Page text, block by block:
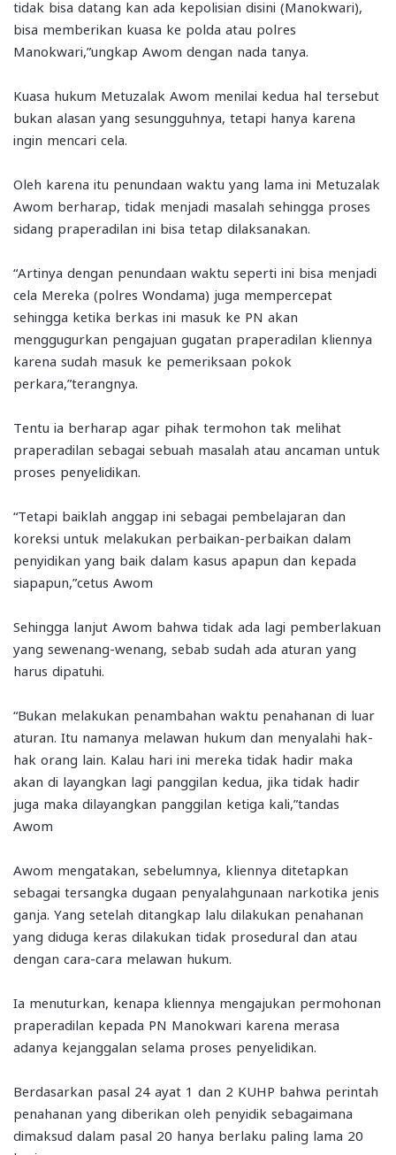
tidak bisa datang kan ada kepolisian disini (Manokwari),
bisa memberikan kuasa ke polda atau polres
Manokwari,”ungkap Awom dengan nada tanya.
Kuasa hukum Metuzalak Awom menilai kedua hal tersebut
bukan alasan yang sesungguhnya, tetapi hanya karena
ingin mencari cela.
Oleh karena itu penundaan waktu yang lama ini Metuzalak
Awom berharap, tidak menjadi masalah sehingga proses
sidang praperadilan ini bisa tetap dilaksanakan.
“Artinya dengan penundaan waktu seperti ini bisa menjadi
cela Mereka (polres Wondama) juga mempercepat
sehingga ketika berkas ini masuk ke PN akan
menggugurkan pengajuan gugatan praperadilan kliennya
karena sudah masuk ke pemeriksaan pokok
perkara,”terangnya.
Tentu ia berharap agar pihak termohon tak melihat
praperadilan sebagai sebuah masalah atau ancaman untuk
proses penyelidikan.
“Tetapi baiklah anggap ini sebagai pembelajaran dan
koreksi untuk melakukan perbaikan-perbaikan dalam
penyidikan yang baik dalam kasus apapun dan kepada
siapapun,”cetus Awom
Sehingga lanjut Awom bahwa tidak ada lagi pemberlakuan
yang sewenang-wenang, sebab sudah ada aturan yang
harus dipatuhi.
“Bukan melakukan penambahan waktu penahanan di luar
aturan. Itu namanya melawan hukum dan menyalahi hak-
hak orang lain. Kalau hari ini mereka tidak hadir maka
akan di layangkan lagi panggilan kedua, jika tidak hadir
juga maka dilayangkan panggilan ketiga kali,”tandas
Awom
Awom mengatakan, sebelumnya, kliennya ditetapkan
sebagai tersangka dugaan penyalahgunaan narkotika jenis
ganja. Yang setelah ditangkap lalu dilakukan penahanan
yang diduga keras dilakukan tidak prosedural dan atau
dengan cara-cara melawan hukum.
Ia menuturkan, kenapa kliennya mengajukan permohonan
praperadilan kepada PN Manokwari karena merasa
adanya kejanggalan selama proses penyelidikan.
Berdasarkan pasal 24 ayat 1 dan 2 KUHP bahwa perintah
penahanan yang diberikan oleh penyidik sebagaimana
dimaksud dalam pasal 20 hanya berlaku paling lama 20